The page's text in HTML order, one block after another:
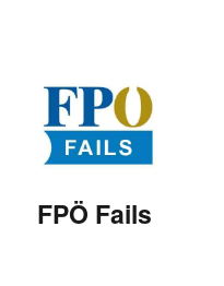
FPÖ Fails